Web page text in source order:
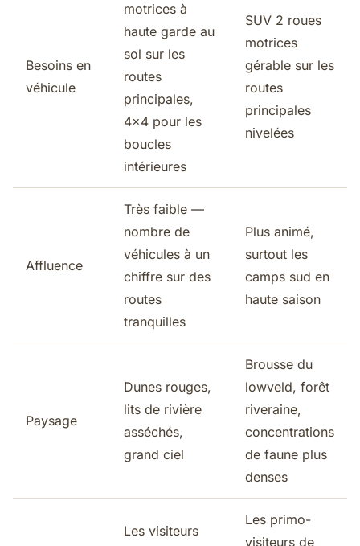
Besoins en
véhicule
motrices à
haute garde au
sol sur les
routes
principales,
4x4 pour les
boucles
intérieures
SUV 2 roues
motrices
gérable sur les
routes
principales
nivelées
Affluence
Très faible —
nombre de
véhicules à un
chiffre sur des
routes
tranquilles
Plus animé,
surtout les
camps sud en
haute saison
Paysage
Dunes rouges,
lits de rivière
asséchés,
grand ciel
Brousse du
lowveld, forêt
riveraine,
concentrations
de faune plus
denses
Les visiteurs
Les primo-
visiteurs de